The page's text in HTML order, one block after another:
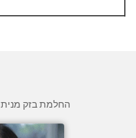
החלמת בזק